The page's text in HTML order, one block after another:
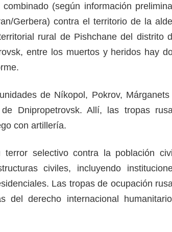
(según información
Gerbera) contra el territorio de la
rural de Pishchane del distrito
entre los muertos y heridos hay
de Níkopol, Pokrov, Márganets
Dnipropetrovsk. Allí, las tropas
con artillería.
terror selectivo contra la población
civiles, incluyendo
Las tropas de ocupación
del derecho internacional